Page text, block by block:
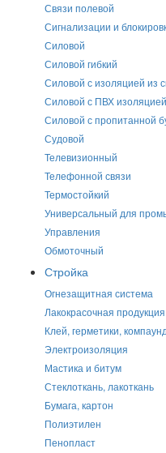
Связи полевой
Сигнализации и
Силовой
Силовой гибкий
Силовой с изоляцией из
Силовой с ПВХ изоляцией
Силовой с пропитанной
Судовой
Телевизионный
Телефонной связи
Термостойкий
Универсальный для
Управления
Обмоточный
Стройка
Огнезащитная система
Лакокрасочная продукция
Клей, герметики,
Электроизоляция
Мастика и битум
Стеклоткань, лакоткань
Бумага, картон
Полиэтилен
Пенопласт